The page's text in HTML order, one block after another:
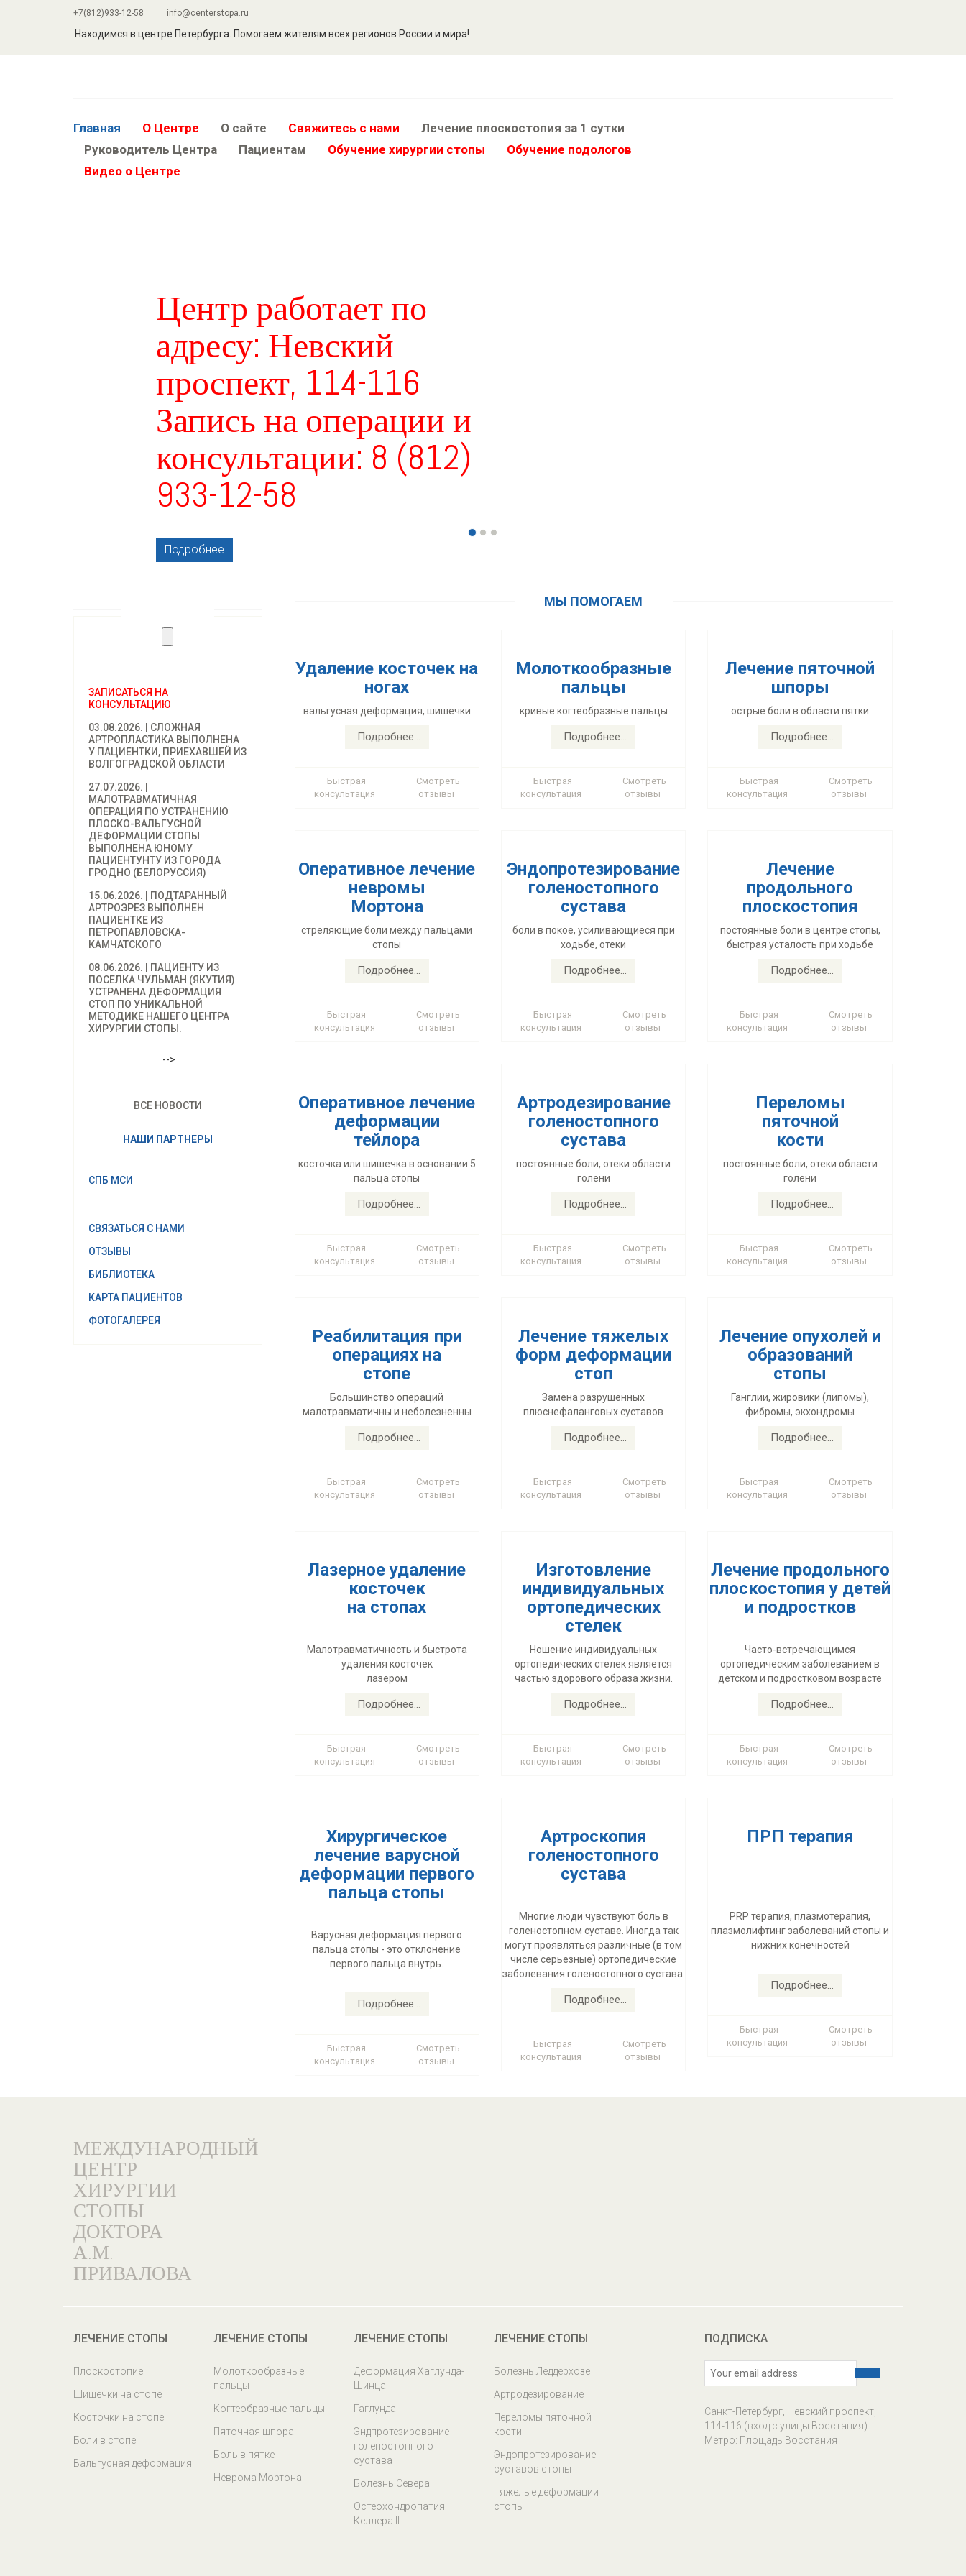
+7(812)933-12-58 info@centerstopa.ru
Находимся в центре Петербурга. Помогаем жителям всех регионов России и мира!
Главная О Центре О сайте Свяжитесь с нами
Лечение плоскостопия за 1 сутки
Руководитель Центра
Пациентам Обучение хирургии стопы
Oбучение подологов
Видео о Центре
Центр работает по
адресу: Невский
проспект, 114-116
Запись на операции и
консультации: 8 (812)
933-12-58
Подробнее
ЗАПИСАТЬСЯ НА
КОНСУЛЬТАЦИЮ
03.08.2026. | СЛОЖНАЯ
АРТРОПЛАСТИКА ВЫПОЛНЕНА
У ПАЦИЕНТКИ, ПРИЕХАВШЕЙ ИЗ
ВОЛГОГРАДСКОЙ ОБЛАСТИ
27.07.2026. |
МАЛОТРАВМАТИЧНАЯ
ОПЕРАЦИЯ ПО УСТРАНЕНИЮ
ПЛОСКО-ВАЛЬГУСНОЙ
ДЕФОРМАЦИИ СТОПЫ
ВЫПОЛНЕНА ЮНОМУ
ПАЦИЕНТУНТУ ИЗ ГОРОДА
ГРОДНО (БЕЛОРУССИЯ)
15.06.2026. | ПОДТАРАННЫЙ
АРТРОЭРЕЗ ВЫПОЛНЕН
ПАЦИЕНТКЕ ИЗ
ПЕТРОПАВЛОВСКА-
КАМЧАТСКОГО
08.06.2026. | ПАЦИЕНТУ ИЗ
ПОСЕЛКА ЧУЛЬМАН (ЯКУТИЯ)
УСТРАНЕНА ДЕФОРМАЦИЯ
СТОП ПО УНИКАЛЬНОЙ
МЕТОДИКЕ НАШЕГО ЦЕНТРА
ХИРУРГИИ СТОПЫ.
-->
ВСЕ НОВОСТИ
НАШИ ПАРТНЕРЫ
СПБ МСИ
СВЯЗАТЬСЯ С НАМИ
ОТЗЫВЫ
БИБЛИОТЕКА
КАРТА ПАЦИЕНТОВ
ФОТОГАЛЕРЕЯ
МЫ ПОМОГАЕМ
Удаление косточек на
ногах
вальгусная деформация, шишечки
Подробнее...
Удаление косточек на
Быстрая
консультация
Смотреть
отзывы
Молоткообразные
пальцы
кривые когтеобразные пальцы
Подробнее...
Подробнее...
Быстрая
консультация
Смотреть
отзывы
Лечение пяточной
шпоры
острые боли в области пятки
Подробнее...
Быстрая
консультация
Смотреть
отзывы
Оперативное лечение
невромы
Мортона
стреляющие боли между пальцами
стопы
Подробнее...
Оперативное лечение
невромы
Мортона
Подробнее...
Быстрая
консультация
Смотреть
отзывы
Эндопротезирование
голеностопного
сустава
боли в покое, усиливающиеся при
ходьбе, отеки
Подробнее...
Эндопротезирование
голеностопного
сустава
Подробнее...
Быстрая
консультация
Смотреть
отзывы
Лечение
продольного
плоскостопия
постоянные боли в центре стопы,
быстрая усталость при ходьбе
Подробнее...
Лечение
продольного
плоскостопия
Подробнее...
Быстрая
консультация
Смотреть
отзывы
Оперативное лечение
деформации
тейлора
косточка или шишечка в основании 5
пальца стопы
Подробнее...
Оперативное лечение
деформации
тейлора
Подробнее...
Быстрая
консультация
Смотреть
отзывы
Артродезирование
голеностопного
сустава
постоянные боли, отеки области
голени
Подробнее...
Артродезирование
голеностопного
сустава
Подробнее...
Быстрая
консультация
Смотреть
отзывы
Переломы
пяточной
кости
постоянные боли, отеки области
голени
Подробнее...
Перелом
пяточной
кости
Подробнее...
Быстрая
консультация
Смотреть
отзывы
Реабилитация при
операциях на
стопе
Большинство операций
малотравматичны и неболезненны
Подробнее...
Реабилитация при
операциях на
стопе
Подробнее...
Быстрая
консультация
Смотреть
отзывы
Лечение тяжелых
форм деформации
стоп
Замена разрушенных
плюснефаланговых суставов
Подробнее...
Лечение тяжелых
форм деформации
стоп
Подробнее...
Быстрая
консультация
Смотреть
отзывы
Лечение опухолей и
образований
стопы
Ганглии, жировики (липомы),
фибромы, экхондромы
Подробнее...
Лечение опухолей и
образований
стопы
Подробнее...
Быстрая
консультация
Смотреть
отзывы
Лазерное удаление
косточек
на стопах
Малотравматичность и быстрота
удаления косточек
лазером
Подробнее...
Лазерное удаление
косточек
на стопах
Малотравматичность и быстрота
Подробнее...
Быстрая
консультация
Смотреть
отзывы
Изготовление
индивидуальных
ортопедических
стелек
Ношение индивидуальных
ортопедических стелек является
частью здорового образа жизни.
Подробнее...
Изготовление
индивидуальных
ортопедических
Ношение индивидуальных
Подробнее...
Быстрая
консультация
Смотреть
отзывы
Лечение продольного
плоскостопия у детей
и подростков
Часто-встречающимся
ортопедическим заболеванием в
детском и подростковом возрасте
Подробнее...
Лечение продольного
плоскостопия у детей
и подростков
Часто-встречающимся
Подробнее...
Быстрая
консультация
Смотреть
отзывы
Хирургическое
лечение варусной
деформации первого
пальца стопы
Варусная деформация первого
пальца стопы - это отклонение
первого пальца внутрь.
Подробнее...
Хирургическое
лечение варусной
пальца стопы
Варусная деформация первого
пальца стопы - это отклонение
Подробнее...
Быстрая
консультация
Смотреть
отзывы
Артроскопия
голеностопного
сустава
Многие люди чувствуют боль в
голеностопном суставе. Иногда так
могут проявляться различные (в том
числе серьезные) ортопедические
заболевания голеностопного сустава.
Подробнее...
Артроскопия
голеностопного
сустава
Многие люди чувствуют боль в
голеностопном суставе. Иногда так
могут проявляться различные (в том
Подробнее...
Быстрая
консультация
Смотреть
отзывы
ПРП терапия
PRP терапия, плазмотерапия,
плазмолифтинг заболеваний стопы и
нижних конечностей
Подробнее...
ПРП терапия
PRP терапия, плазмотерапия,
плазмолифтинг заболеваний стопы и
Подробнее...
Быстрая
консультация
Смотреть
отзывы
МЕЖДУНАРОДНЫЙ
ЦЕНТР
ХИРУРГИИ
СТОПЫ
ДОКТОРА
А.М.
ПРИВАЛОВА
ЛЕЧЕНИЕ СТОПЫ
Плоскостопие
Шишечки на стопе
Косточки на стопе
Боли в стопе
Вальгусная деформация
ЛЕЧЕНИЕ СТОПЫ
Молоткообразные
пальцы
Когтеобразные пальцы
Пяточная шпора
Боль в пятке
Неврома Мортона
ЛЕЧЕНИЕ СТОПЫ
Деформация Хаглунда-
Шинца
Гаглунда
Эндпротезирование
голеностопного
сустава
Болезнь Севера
Остеохондропатия
Келлера II
ЛЕЧЕНИЕ СТОПЫ
Болезнь Леддерхозе
Артродезирование
Переломы пяточной
кости
Эндопротезирование
суставов стопы
Тяжелые деформации
стопы
ПОДПИСКА
Санкт-Петербург, Невский проспект,
114-116 (вход с улицы Восстания).
Метро: Площадь Восстания